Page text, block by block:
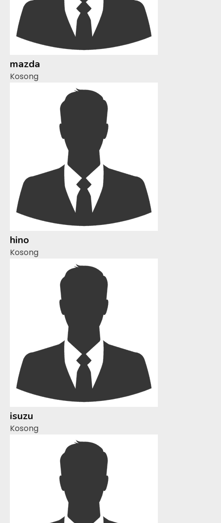
mazda
Kosong
hino
Kosong
isuzu
Kosong